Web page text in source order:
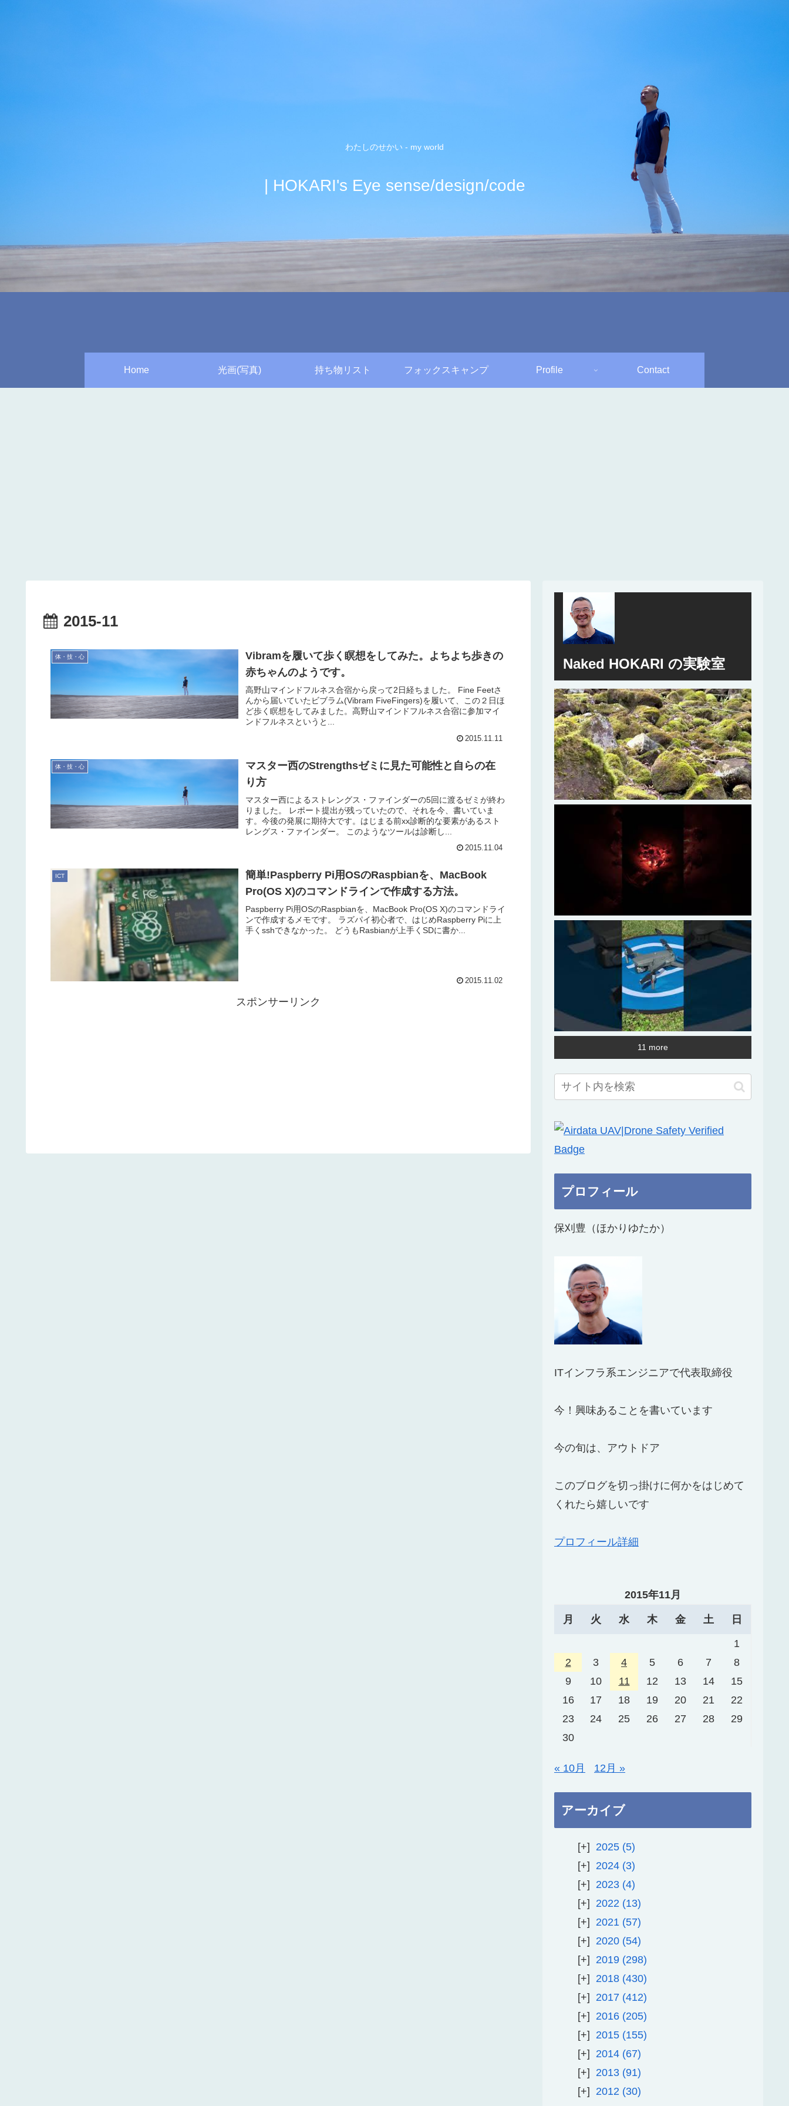
わたしのせかい - my world
| HOKARI's Eye sense/design/code
Home 光画(写真) 持ち物リスト フォックスキャンプ Profile Contact
2015-11
体・技・心
Vibramを履いて歩く瞑想をしてみた。よちよち歩きの
赤ちゃんのようです。
高野山マインドフルネス合宿から戻って2日経ちました。 Fine Feetさ
んから届いていたビブラム(Vibram FiveFingers)を履いて、この２日ほ
ど歩く瞑想をしてみました。高野山マインドフルネス合宿に参加マイ
ンドフルネスというと...
2015.11.11
体・技・心
マスター西のStrengthsゼミに見た可能性と自らの在
り方
マスター西によるストレングス・ファインダーの5回に渡るゼミが終わ
りました。 レポート提出が残っていたので、それを今、書いていま
す。今後の発展に期待大です。はじまる前xx診断的な要素があるスト
レングス・ファインダー。 このようなツールは診断し...
2015.11.04
ICT
簡単!Paspberry Pi用OSのRaspbianを、MacBook
Pro(OS X)のコマンドラインで作成する方法。
Paspberry Pi用OSのRaspbianを、MacBook Pro(OS X)のコマンドライ
ンで作成するメモです。 ラズパイ初心者で、はじめRaspberry Piに上
手くsshできなかった。 どうもRasbianが上手くSDに書か...
2015.11.02
スポンサーリンク
Naked HOKARI の実験室
11 more
プロフィール
保刈豊（ほかりゆたか）
ITインフラ系エンジニアで代表取締役
今！興味あることを書いています
今の旬は、アウトドア
このブログを切っ掛けに何かをはじめて
くれたら嬉しいです
プロフィール詳細
2015年11月
月 火 水 木 金 土 日
1
2
3 4 5 6 7
8
9
10 11 12 13 14
15
16
17 18 19 20 21
22
23
24 25 26 27 28
29
30
« 10月 12月 »
アーカイブ
2025 5
2024 3
2023 4
2022
13
2021
57
2020 54
2019 298
2018 430
2017 412
2016 205
2015 155
2014 67
2013 91
2012
30